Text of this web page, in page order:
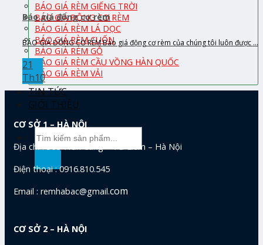
BÁO GIÁ RÈM GIẾNG TRỜI
BÁO GIÁ ĐỘNG CƠ RÈM
BÁO GIÁ RÈM LÁ DỌC
BÁO GIÁ RÈM CUỐN
BÁO GIÁ RÈM GỖ
BÁO GIÁ RÈM CẦU VỒNG HÀN QUỐC
BÁO GIÁ RÈM VẢI
TIN TỨC
GIỚI THIỆU
kiếm:
Báo giá động cơ rèm
BÁO GIÁ ĐỘNG CƠ RÈM Báo giá động cơ rèm của chúng tôi luôn được ...
21
Th10
CƠ SỞ 1 – HÀ NỘI
Địa chỉ : 368 Trần Cung – Từ Liêm – Hà Nội
Điện thoại : 0916.810.545
Email : remhabac@gmail.com
CƠ SỞ 2 – HÀ NỘI